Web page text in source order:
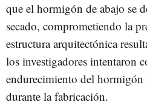
que el hormigón de abajo se
secado, comprometiendo la
estructura arquitectónica
los investigadores intentaron
endurecimiento del hormigón
durante la fabricación.